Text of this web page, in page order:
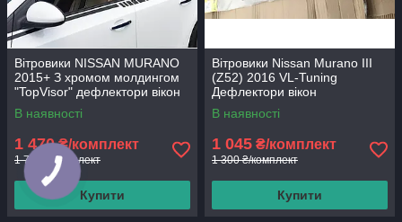
Вітровики NISSAN MURANO
2015+ З хромом молдингом
"TopVisor" дефлектори вікон
В наявності
1 470₴/комплект
1 770 ₴/комплект
Купити
Вітровики Nissan Murano III
(Z52) 2016 VL-Tuning
Дефлектори вікон
В наявності
1 045 ₴/комплект
1 300 ₴/комплект
Купити